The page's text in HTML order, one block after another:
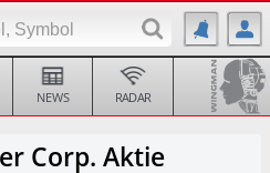
NEWS RADAR
Corp. Aktie